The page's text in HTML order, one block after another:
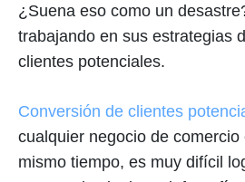
¿Suena eso como un
trabajando en sus estrategias
clientes potenciales.
Conversión de clientes
cualquier negocio de comercio
mismo tiempo, es muy difícil